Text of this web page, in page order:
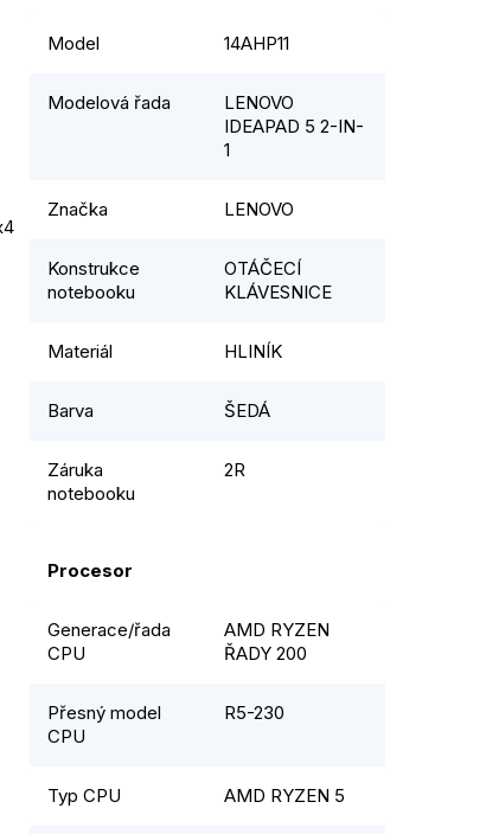
Model 14AHP11
Modelová řada
LENOVO
IDEAPAD 5 2-IN-
1
Značka LENOVO
Konstrukce
notebooku
OTÁČECÍ
KLÁVESNICE
Materiál HLINÍK
Barva ŠEDÁ
Záruka
notebooku
2R
Procesor
Generace/řada
CPU
AMD RYZEN
ŘADY 200
Přesný model
CPU
R5-230
Typ CPU AMD RYZEN 5